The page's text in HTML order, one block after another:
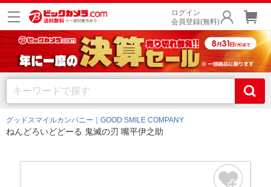
ログイン
会員登録(無料)
グッドスマイルカンパニー｜GOOD SMILE COMPANY
ねんどろいどどーる 鬼滅の刃 嘴平伊之助